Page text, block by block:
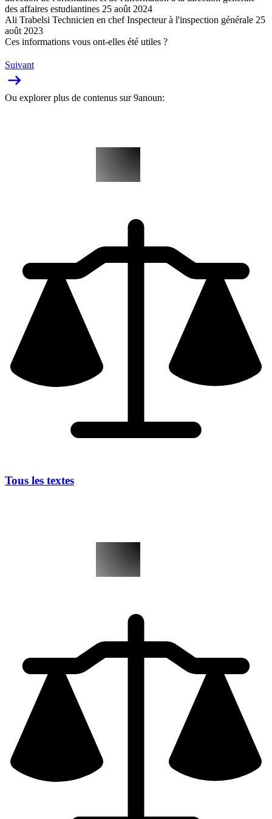
des affaires estudiantines 25 août 2024
Ali Trabelsi Technicien en chef Inspecteur à l'inspection générale 25
août 2023
Ces informations vous ont-elles été utiles ?
Suivant
Ou explorer plus de contenus sur 9anoun:
Tous les textes